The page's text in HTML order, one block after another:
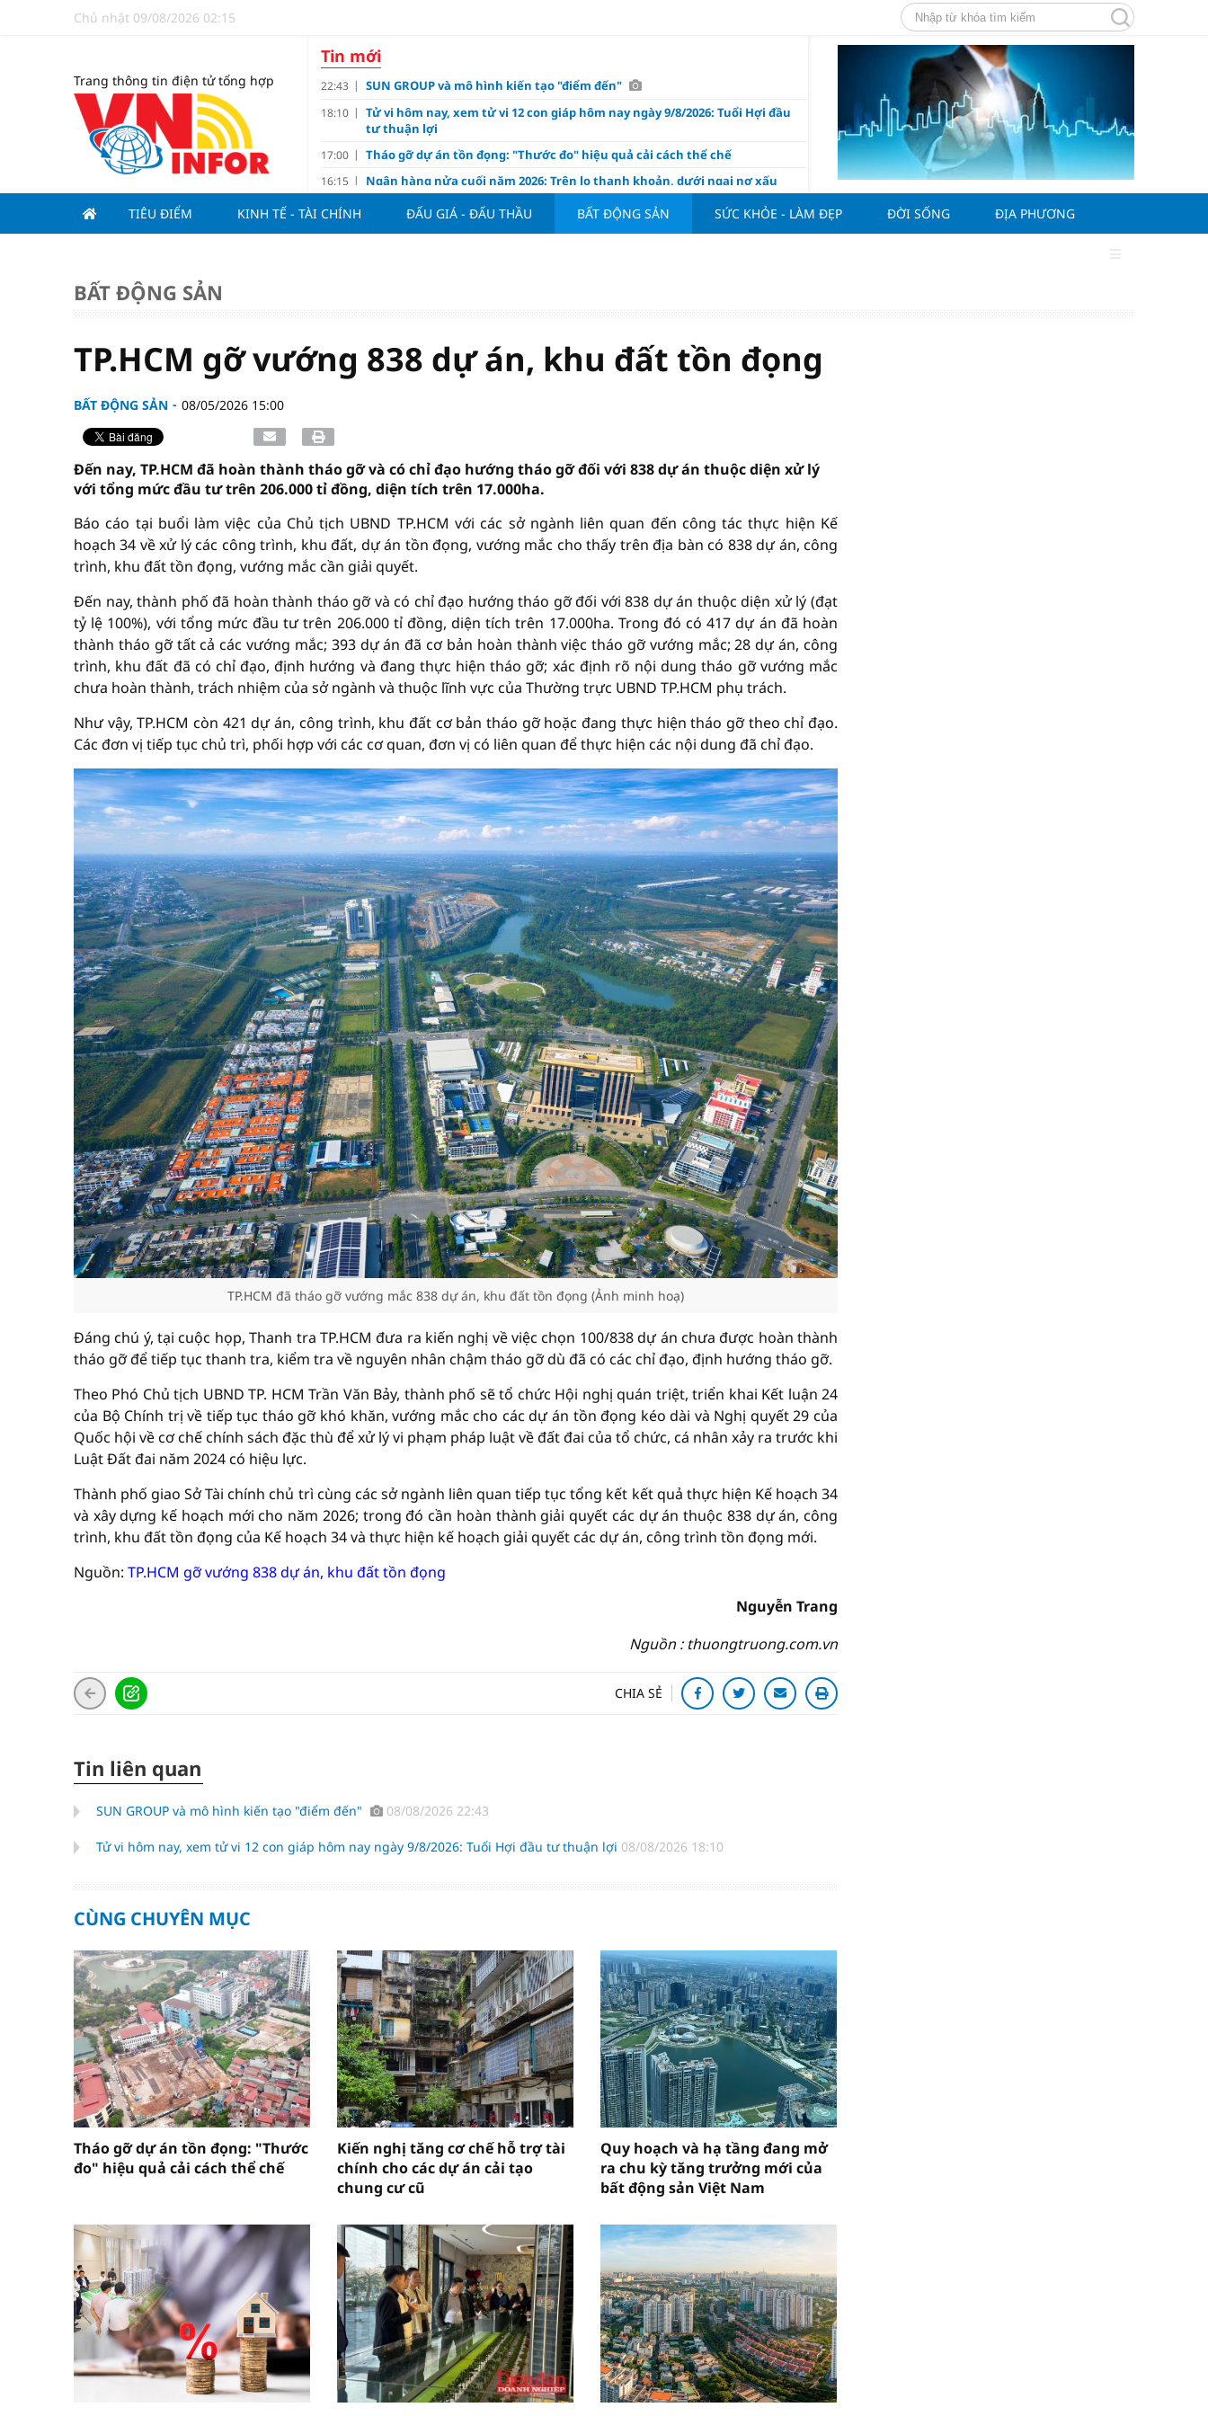
Chủ nhật 09/08/2026 02:15
Trang thông tin điện tử tổng hợp
Tin mới
22:43 SUN GROUP và mô hình kiến tạo "điểm đến"
18:10
Tử vi hôm nay, xem tử vi 12 con giáp hôm nay ngày 9/8/2026: Tuổi Hợi đầu
tư thuận lợi
17:00 Tháo gỡ dự án tồn đọng: "Thước đo" hiệu quả cải cách thể chế
16:15 Ngân hàng nửa cuối năm 2026: Trên lo thanh khoản, dưới ngại nợ xấu
14:10
Tín dụng/GDP của Việt Nam "phình" lên 155%, cao gấp 3 lần nhóm cùng
10:23 Giá vàng hôm nay 8/8: Vàng thế giới "nhảy vọt"
Các cổ phiếu IPO có được phân bổ dòng vốn mới từ nâng hạng thị trường?
08:15 Lợi ích của nước chanh gừng
TIÊU ĐIỂM KINH TẾ - TÀI CHÍNH ĐẤU GIÁ - ĐẤU THẦU BẤT ĐỘNG SẢN SỨC KHỎE - LÀM ĐẸP ĐỜI SỐNG ĐỊA PHƯƠNG
BẤT ĐỘNG SẢN
TP.HCM gỡ vướng 838 dự án, khu đất tồn đọng
BẤT ĐỘNG SẢN 08/05/2026 15:00
Đến nay, TP.HCM đã hoàn thành tháo gỡ và có chỉ đạo hướng tháo gỡ đối với 838 dự án thuộc diện xử lý
với tổng mức đầu tư trên 206.000 tỉ đồng, diện tích trên 17.000ha.
Báo cáo tại buổi làm việc của Chủ tịch UBND TP.HCM với các sở ngành liên quan đến công tác thực hiện Kế
hoạch 34 về xử lý các công trình, khu đất, dự án tồn đọng, vướng mắc cho thấy trên địa bàn có 838 dự án, công
trình, khu đất tồn đọng, vướng mắc cần giải quyết.
Đến nay, thành phố đã hoàn thành tháo gỡ và có chỉ đạo hướng tháo gỡ đối với 838 dự án thuộc diện xử lý (đạt
tỷ lệ 100%), với tổng mức đầu tư trên 206.000 tỉ đồng, diện tích trên 17.000ha. Trong đó có 417 dự án đã hoàn
thành tháo gỡ tất cả các vướng mắc; 393 dự án đã cơ bản hoàn thành việc tháo gỡ vướng mắc; 28 dự án, công
trình, khu đất đã có chỉ đạo, định hướng và đang thực hiện tháo gỡ; xác định rõ nội dung tháo gỡ vướng mắc
chưa hoàn thành, trách nhiệm của sở ngành và thuộc lĩnh vực của Thường trực UBND TP.HCM phụ trách.
Như vậy, TP.HCM còn 421 dự án, công trình, khu đất cơ bản tháo gỡ hoặc đang thực hiện tháo gỡ theo chỉ đạo.
Các đơn vị tiếp tục chủ trì, phối hợp với các cơ quan, đơn vị có liên quan để thực hiện các nội dung đã chỉ đạo.
TP.HCM đã tháo gỡ vướng mắc 838 dự án, khu đất tồn đọng (Ảnh minh hoạ)
Đáng chú ý, tại cuộc họp, Thanh tra TP.HCM đưa ra kiến nghị về việc chọn 100/838 dự án chưa được hoàn thành
tháo gỡ để tiếp tục thanh tra, kiểm tra về nguyên nhân chậm tháo gỡ dù đã có các chỉ đạo, định hướng tháo gỡ.
Theo Phó Chủ tịch UBND TP. HCM Trần Văn Bảy, thành phố sẽ tổ chức Hội nghị quán triệt, triển khai Kết luận 24
của Bộ Chính trị về tiếp tục tháo gỡ khó khăn, vướng mắc cho các dự án tồn đọng kéo dài và Nghị quyết 29 của
Quốc hội về cơ chế chính sách đặc thù để xử lý vi phạm pháp luật về đất đai của tổ chức, cá nhân xảy ra trước khi
Luật Đất đai năm 2024 có hiệu lực.
Thành phố giao Sở Tài chính chủ trì cùng các sở ngành liên quan tiếp tục tổng kết kết quả thực hiện Kế hoạch 34
và xây dựng kế hoạch mới cho năm 2026; trong đó cần hoàn thành giải quyết các dự án thuộc 838 dự án, công
trình, khu đất tồn đọng của Kế hoạch 34 và thực hiện kế hoạch giải quyết các dự án, công trình tồn đọng mới.
Nguồn: TP.HCM gỡ vướng 838 dự án, khu đất tồn đọng
Nguyễn Trang
Nguồn : thuongtruong.com.vn
CHIA SẺ
Tin liên quan
SUN GROUP và mô hình kiến tạo "điểm đến" 08/08/2026 22:43
Tử vi hôm nay, xem tử vi 12 con giáp hôm nay ngày 9/8/2026: Tuổi Hợi đầu tư thuận lợi 08/08/2026 18:10
CÙNG CHUYÊN MỤC
Tháo gỡ dự án tồn đọng: "Thước
đo" hiệu quả cải cách thể chế
Kiến nghị tăng cơ chế hỗ trợ tài
chính cho các dự án cải tạo
chung cư cũ
Quy hoạch và hạ tầng đang mở
ra chu kỳ tăng trưởng mới của
bất động sản Việt Nam